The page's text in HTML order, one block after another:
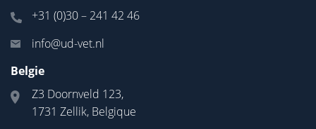
+31 (0)30 – 241 42 46
info@ud-vet.nl
Belgie
Z3 Doornveld 123,
1731 Zellik, Belgique